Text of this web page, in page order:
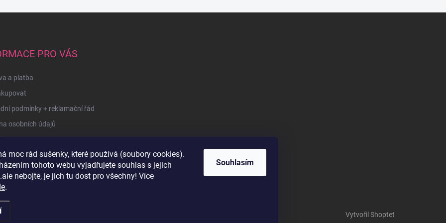
moc rád sušenky, které používá (soubory cookies).
tohoto webu vyjadřujete souhlas s jejich
nebojte, je jich tu dost pro všechny! Více
.
Souhlasím
PRO VÁS
a platba
podmínky + reklamační řád
osobních údajů
Vytvořil Shoptet